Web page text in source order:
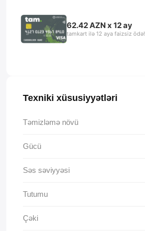
62.42 AZN x 12 ay
tamkart ilə 12 aya faizsiz ödə!
Texniki xüsusiyyətləri
Təmizləmə növü
Gücü
Səs səviyyəsi
Tutumu
Çəki